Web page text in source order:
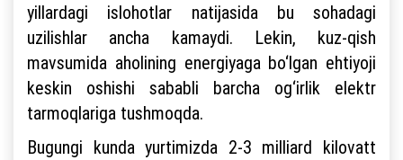
yillardagi islohotlar natijasida bu sohadagi
uzilishlar ancha kamaydi. Lekin, kuz-qish
mavsumida aholining energiyaga bo‘lgan ehtiyoji
keskin oshishi sababli barcha og‘irlik elektr
tarmoqlariga tushmoqda.
Bugungi kunda yurtimizda 2-3 milliard kilovatt